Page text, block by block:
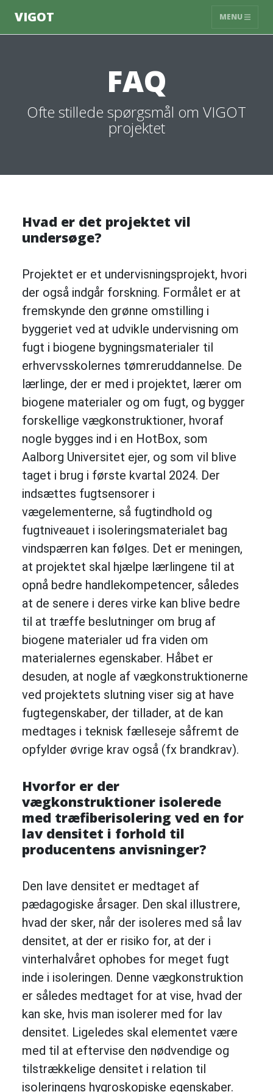
VIGOT MENU
FAQ
Ofte stillede spørgsmål om VIGOT
projektet
Hvad er det projektet vil
undersøge?
Projektet er et undervisningsprojekt, hvori
der også indgår forskning. Formålet er at
fremskynde den grønne omstilling i
byggeriet ved at udvikle undervisning om
fugt i biogene bygningsmaterialer til
erhvervsskolernes tømreruddannelse. De
lærlinge, der er med i projektet, lærer om
biogene materialer og om fugt, og bygger
forskellige vægkonstruktioner, hvoraf
nogle bygges ind i en HotBox, som
Aalborg Universitet ejer, og som vil blive
taget i brug i første kvartal 2024. Der
indsættes fugtsensorer i
vægelementerne, så fugtindhold og
fugtniveauet i isoleringsmaterialet bag
vindspærren kan følges. Det er meningen,
at projektet skal hjælpe lærlingene til at
opnå bedre handlekompetencer, således
at de senere i deres virke kan blive bedre
til at træffe beslutninger om brug af
biogene materialer ud fra viden om
materialernes egenskaber. Håbet er
desuden, at nogle af vægkonstruktionerne
ved projektets slutning viser sig at have
fugtegenskaber, der tillader, at de kan
medtages i teknisk fælleseje såfremt de
opfylder øvrige krav også (fx brandkrav).
Hvorfor er der
vægkonstruktioner isolerede
med træfiberisolering ved en for
lav densitet i forhold til
producentens anvisninger?
Den lave densitet er medtaget af
pædagogiske årsager. Den skal illustrere,
hvad der sker, når der isoleres med så lav
densitet, at der er risiko for, at der i
vinterhalvåret ophobes for meget fugt
inde i isoleringen. Denne vægkonstruktion
er således medtaget for at vise, hvad der
kan ske, hvis man isolerer med for lav
densitet. Ligeledes skal elementet være
med til at eftervise den nødvendige og
tilstrækkelige densitet i relation til
isoleringens hygroskopiske egenskaber.